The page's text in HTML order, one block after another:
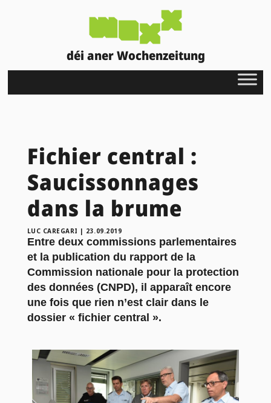
déi aner Wochenzeitung
Fichier central :
Saucissonnages
dans la brume
LUC CAREGARI | 23.09.2019
Entre deux commissions parlementaires
et la publication du rapport de la
Commission nationale pour la protection
des données (CNPD), il apparaît encore
une fois que rien n’est clair dans le
dossier « fichier central ».